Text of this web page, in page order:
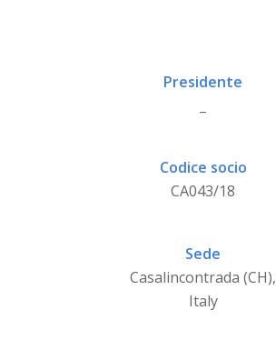
Presidente
Codice socio
CA043/18
Sede
Casalincontrada (CH),
Italy